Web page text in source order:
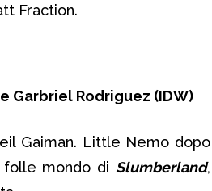
Fraction.
Garbriel Rodriguez (IDW)
Gaiman. Little Nemo dopo
folle mondo di Slumberland,